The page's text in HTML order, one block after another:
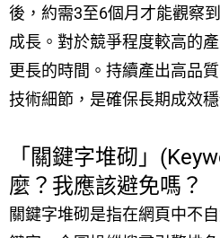
後，約需3至6個月才能觀察
成長。對於競爭程度較高的
更長的時間。持續產出高品
技術細節，是確保長期成效
「關鍵字堆砌」
麼？我應該避免嗎？
關鍵字堆砌是指在網頁中不